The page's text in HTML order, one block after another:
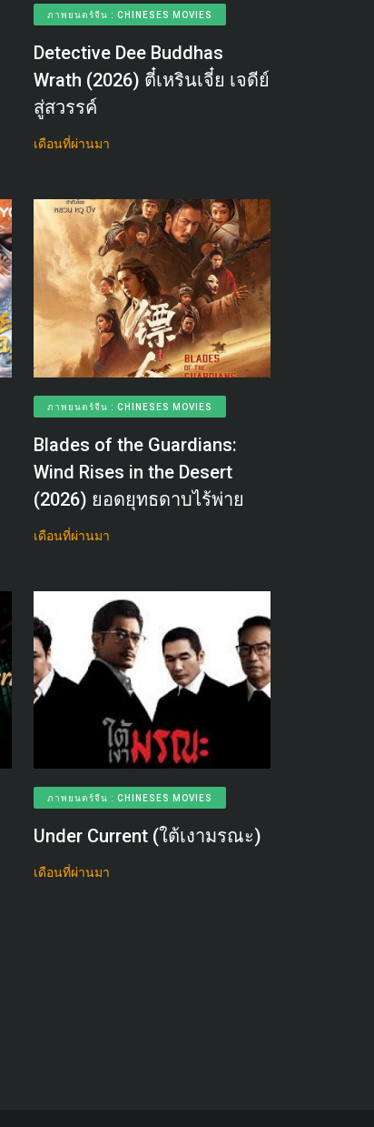
ภาพยนตร์จีน : CHINESES MOVIES
Detective Dee Buddhas
Wrath (2026) ตี๋เหรินเจี๋ย เจดีย์
สู่สวรรค์
เดือนที่ผ่านมา
ภาพยนตร์จีน : CHINESES MOVIES
Blades of the Guardians:
Wind Rises in the Desert
(2026) ยอดยุทธดาบไร้พ่าย
เดือนที่ผ่านมา
ภาพยนตร์จีน : CHINESES MOVIES
Under Current (ใต้เงามรณะ)
เดือนที่ผ่านมา